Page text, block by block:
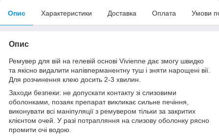
Опис Характеристики Доставка Оплата Умови
Опис
Ремувер для вій на гелевій основі Vivienne дає змогу швидко
та якісно видалити напівперманентну туш і зняти нарощені вії.
Для розчинення клею досить 2-3 хвилин.
Заходи безпеки: не допускати контакту зі слизовими
оболонками, позаяк препарат викликає сильне печіння,
виконувати всі маніпуляції з ремувером тільки за закритих
клієнтом очей. У разі потрапляння на слизову оболонку рясно
промити очі водою.